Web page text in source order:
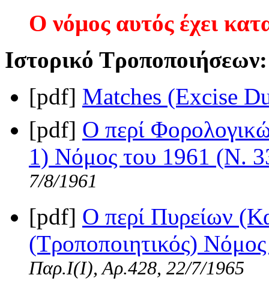
Ο νόμος αυτός έχει
Ιστορικό Τροποποιήσεων:
[pdf] Matches (Excise
[pdf] Ο περί
1) Νόμος του 1961 (Ν.
7/8/1961
[pdf] Ο περί Πυρείων
(Τροποποιητικός)
Παρ.Ι(Ι), Αρ.428, 22/7/1965